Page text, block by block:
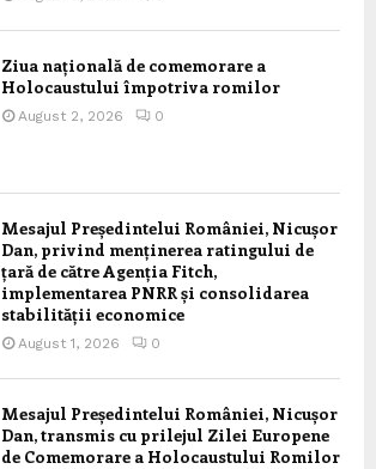
Ziua națională de comemorare a
Holocaustului împotriva romilor
August 2, 2026 0
Mesajul Președintelui României, Nicușor
Dan, privind menținerea ratingului de
țară de către Agenția Fitch,
implementarea PNRR și consolidarea
stabilității economice
August 1, 2026 0
Mesajul Președintelui României, Nicușor
Dan, transmis cu prilejul Zilei Europene
de Comemorare a Holocaustului Romilor